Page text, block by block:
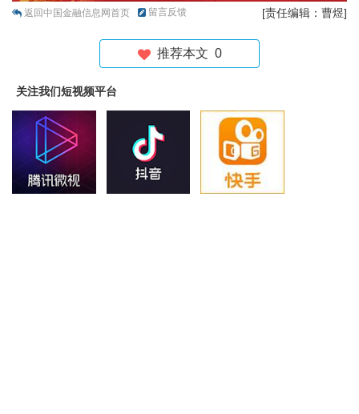
返回中国金融信息网首页 留言反馈 [责任编辑：曹煜]
推荐本文 0
关注我们短视频平台